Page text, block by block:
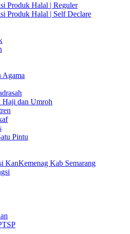
Produk Halal | Reguler
Produk Halal | Self Declare
Agama
Haji dan Umroh
Pintu
KanKemenag Kab Semarang